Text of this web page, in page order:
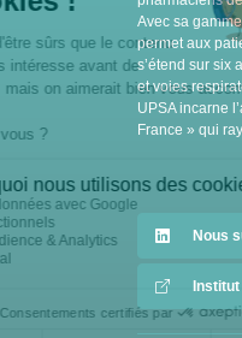
Avec sa
permet aux
s’étend sur six
et voies
UPSA incarne
France » qui
Nous